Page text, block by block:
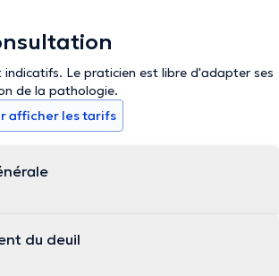
indicatifs. Le praticien est libre d'adapter ses
de la pathologie.
afficher les tarifs
du deuil